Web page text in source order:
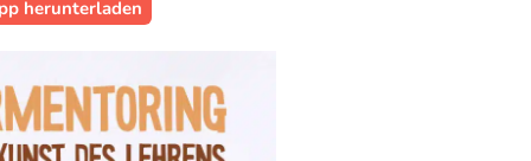
herunterladen